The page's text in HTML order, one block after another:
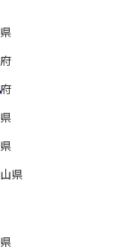
県